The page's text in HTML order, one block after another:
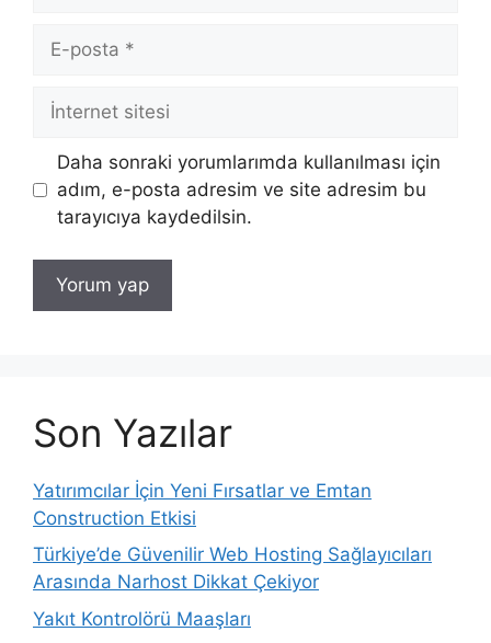
posta
İnternet
Daha sonraki yorumlarımda kullanılması için
adım, e-posta adresim ve site adresim bu
tarayıcıya kaydedilsin.
Son Yazılar
Yatırımcılar İçin Yeni Fırsatlar ve Emtan
Construction Etkisi
Türkiye’de Güvenilir Web Hosting Sağlayıcıları
Arasında Narhost Dikkat Çekiyor
Yakıt Kontrolörü Maaşları